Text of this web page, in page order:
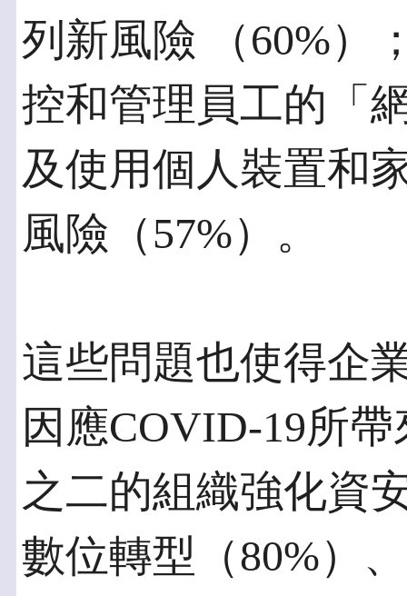
列新風險 （60%）
控和管理員工的「
及使用個人裝置和
風險（57%）。
這些問題也使得企
因應COVID-19所
之二的組織強化資
數位轉型（80%）